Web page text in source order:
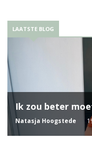
LAATSTE BLOG
Ik zou beter
Natasja Hoogstede